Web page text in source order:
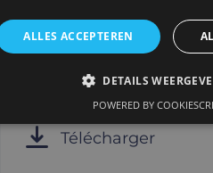
DHK alu
Télécharger
ALLES ACCEPTEREN
DETAILS
POWERED BY